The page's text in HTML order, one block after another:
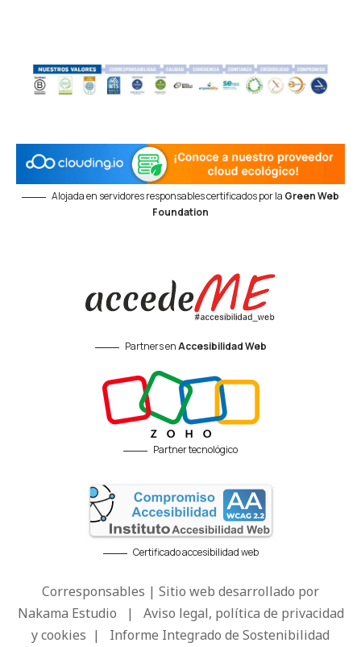
Alojada en servidores responsables certificados por la Green Web
Foundation
Partners enAccesibilidad Web
Partner tecnológico
Certificado accesibilidad web
Corresponsables | Sitio web desarrollado por
Nakama Estudio | Aviso legal, política de privacidad
y cookies | Informe Integrado de Sostenibilidad